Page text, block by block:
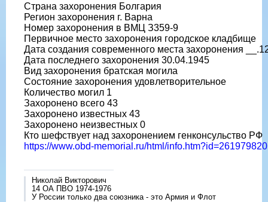
Страна захоронения Болгария
Регион захоронения г. Варна
Номер захоронения в ВМЦ З359-9
Первичное место захоронения городское кладбище
Дата создания современного места захоронения
Дата последнего захоронения 30.04.1945
Вид захоронения братская могила
Состояние захоронения удовлетворительное
Количество могил 1
Захоронено всего 43
Захоронено известных 43
Захоронено неизвестных 0
Кто шефствует над захоронением генконсульство РФ
https://www.obd-memorial.ru/html/info.htm?id=261979820
Николай Викторович
14 ОА ПВО 1974-1976
У России только два союзника - это Армия и Флот